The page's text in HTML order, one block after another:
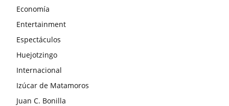
Economía
Entertainment
Espectáculos
Huejotzingo
Internacional
Izúcar de Matamoros
Juan C. Bonilla